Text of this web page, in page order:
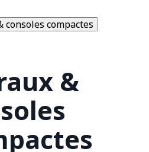
consoles compactes
&